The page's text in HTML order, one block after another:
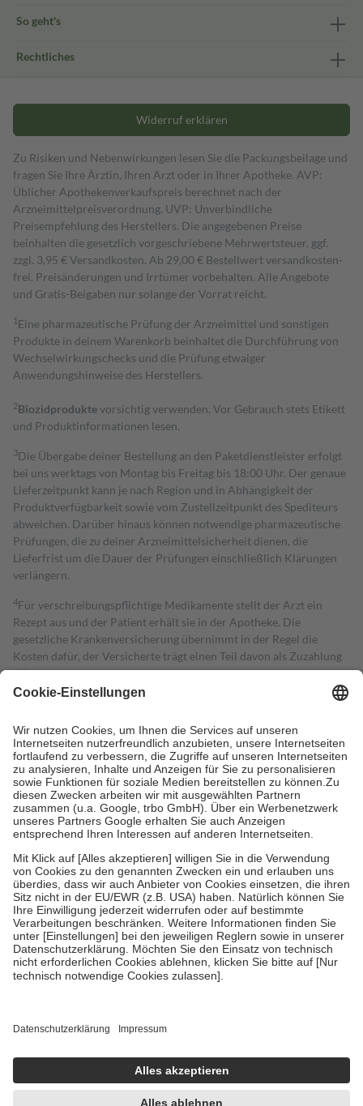
So geht's
Rechtliches
Widerruf erklären
Zu Risiken und Nebenwirkungen lesen Sie die Packungsbeilage und
fragen Sie Ihre Ärztin, Ihren Arzt oder in Ihrer Apotheke. AVP:
Üblicher Apothekenverkaufspreis berechnet nach der
Arzneimittelpreisverordnung. UVP: Unverbindliche
Preisempfehlung des Herstellers. Die angegebenen Preise
beinhalten die gesetzlich vorgeschriebene Mehrwertsteuer, ggf.
zzgl. 3,95 € Versandkosten. Ab 29,00 € Bestell­wert versand­kosten­
frei. Preisänderungen und Irrtümer vorbehalten. Alle Angebote
und Gratis-Beigaben nur solange der Vorrat reicht.
1 Eine pharmazeutische Prüfung der Arzneimittel und sonstigen
Produkte in deinem Warenkorb beinhaltet die Durchführung von
Wechselwirkungschecks und die Prüfung etwaiger
Anwendungshinweise des Herstellers.
2Biozidproduktevorsichtig verwenden. Vor Gebrauch stets Etikett
und Produktinformationen lesen.
3Die Übergabe deiner Bestellung an den Paketdienstleister erfolgt
bei uns werktags von Montag bis Freitag bis 18:00 Uhr. Der genaue
Lieferzeitpunkt kann je nach Region und in Abhängigkeit der
Produktverfügbarkeit sowie vom Zustellzeitpunkt des Spediteurs
abweichen. Darüber hinaus können notwendige pharmazeutische
Prüfungen, die zu deiner Arzneimittelsicherheit dienen, die
Lieferfrist um die Dauer der Prüfungen einschließlich Klärungen
verlängern.
4Für verschreibungspflichtige Medikamente stellt der Arzt ein
Rezept aus und der Patient erhält sie in der Apotheke. Die
gesetzliche Krankenversicherung übernimmt in der Regel die
Kosten dafür, der Versicherte trägt einen Teil davon als Zuzahlung
mit.
Grundsätzlich leisten Mitglieder Zuzahlungen in Höhe von zehn
höchstens zehn Euro.
Es sind jedoch nie mehr als die tatsächlichen
Kosten der Leistung zu entrichten.
Diese Regeln gelten grundsätzlich auch für Online-Apotheken.
Bei Heilmitteln und häuslicher Krankenpflege beträgt die
Zuzahlung zehn Prozent der Kosten sowie zehn Euro je
Verordnung.
Um das Engagement der Versicherten für ihre eigene Gesundheit zu
stärken und die besondere Stellung der Familie zu unterstützen,
fallenkeine Zuzahlungenan bei:
• Kindern und Jugendlichen bis zum vollendeten 18. Lebensjahr
mit Ausnahme der Fahrkosten
• Untersuchungen zur Vorsorge und Früherkennung, die von der
GKV getragen werden
• empfohlenen Schutzimpfungen
• Harn- und Blutteststreifen
getroffen, um sicherzustellen, dass es sich um echte Bewertungen
https://help.etrusted.com/hc/de/articles/4419944605341
Einige Bilder und Inhalte wurden unter Zuhilfenahme künstlicher